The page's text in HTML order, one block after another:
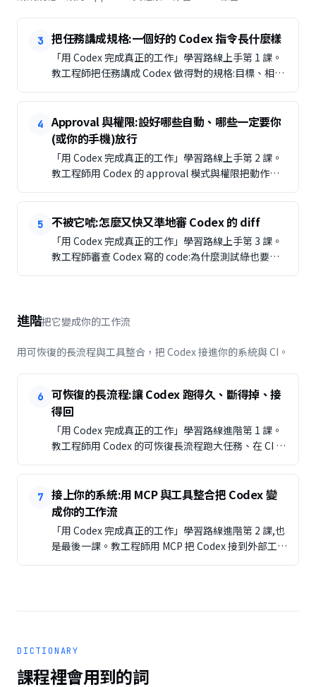
3 把任務講成規格:一個好的 Codex 指令長什麼樣
「用 Codex 完成真正的工作」學習路線上手第 1 課。
教工程師把任務講成 Codex 做得對的規格:目標、相關
檔案、預期結果與驗收標準、界線;並善用「先計畫再
動手」處理大任務。
4
Approval 與權限:設好哪些自動、哪些一定要你
(或你的手機)放行
「用 Codex 完成真正的工作」學習路線上手第 2 課。
教工程師用 Codex 的 approval 模式與權限把動作分
級:哪些讀取/編輯能自動、哪些破壞性動作一定要人放
行(含手機核准),讓它跑得動又守得住紅線。
5 不被它唬:怎麼又快又準地審 Codex 的 diff
「用 Codex 完成真正的工作」學習路線上手第 3 課。
教工程師審查 Codex 寫的 code:為什麼測試綠也要讀
diff、抽查最高風險的部分、把它當 PR 來 review,而不
進階把它變成你的工作流
用可恢復的長流程與工具整合，把 Codex 接進你的系統與 CI。
6
可恢復的長流程:讓 Codex 跑得久、斷得掉、接
得回
「用 Codex 完成真正的工作」學習路線進階第 1 課。
教工程師用 Codex 的可恢復長流程跑大任務、在 CI 與
自動化裡用它,並把成本與把關一起顧——長活交得出
去,又收得回來。
7
接上你的系統:用 MCP 與工具整合把 Codex 變
成你的工作流
「用 Codex 完成真正的工作」學習路線進階第 2 課,也
是最後一課。教工程師用 MCP 把 Codex 接到外部工具
與資料、把 CLI 接進產品與團隊流程,並從唯讀與小範
DICTIONARY
課程裡會用到的詞